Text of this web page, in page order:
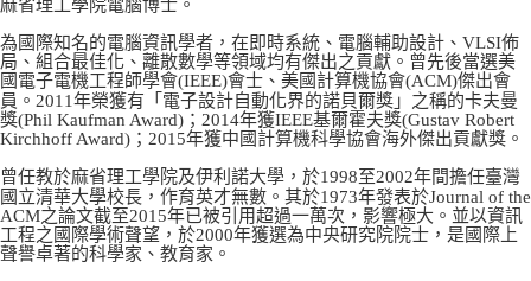
麻省理工學院電腦博士。
為國際知名的電腦資訊學者，在即時系統、電腦輔助設計、VLSI佈
局、組合最佳化、離散數學等領域均有傑出之貢獻。曾先後當選美
國電子電機工程師學會(IEEE)會士、美國計算機協會(ACM)傑出會
員。2011年榮獲有「電子設計自動化界的諾貝爾獎」之稱的卡夫曼
獎(Phil Kaufman Award)；2014年獲IEEE基爾霍夫獎(Gustav Robert
Kirchhoff Award)；2015年獲中國計算機科學協會海外傑出貢獻獎。
曾任教於麻省理工學院及伊利諾大學，於1998至2002年間擔任臺灣
國立清華大學校長，作育英才無數。其於1973年發表於Journal of the
ACM之論文截至2015年已被引用超過一萬次，影響極大。並以資訊
工程之國際學術聲望，於2000年獲選為中央研究院院士，是國際上
聲譽卓著的科學家、教育家。